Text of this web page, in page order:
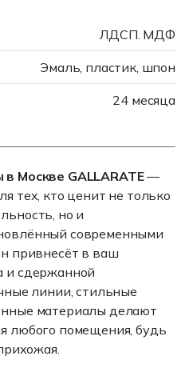
ЛДСП. МДФ
Эмаль, пластик, шпон
24 месяца
Москве GALLARATE—
тех, кто ценит не только
но и
современными
привнесёт в ваш
и сдержанной
линии, стильные
материалы делают
любого помещения, будь